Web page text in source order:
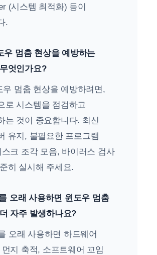
(시스템 최적화) 등이
.
우 멈춤 현상을 예방하는
엇인가요?
우 멈춤 현상을 예방하려면,
로 시스템을 점검하고
는 것이 중요합니다. 최신
유지, 불필요한 프로그램
스크 조각 모음, 바이러스 검사
히 실시해 주세요.
오래 사용하면 윈도우 멈춤
자주 발생하나요?
오래 사용하면 하드웨어
지 축적, 소프트웨어 꼬임